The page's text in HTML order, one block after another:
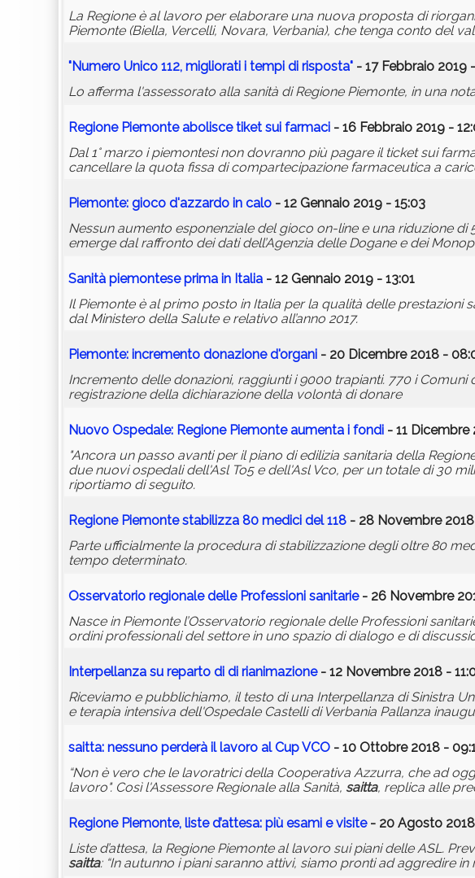
La Regione è al lavoro per elaborare una nuova proposta di
Piemonte (Biella, Vercelli, Novara, Verbania), che tenga conto del
"Numero Unico 112, migliorati i tempi di risposta" - 17 Febbraio 2019
Lo afferma l'assessorato alla sanità di Regione Piemonte, in una
Regione Piemonte abolisce tiket sui farmaci - 16 Febbraio 2019 -
Dal 1° marzo i piemontesi non dovranno più pagare il ticket sui
cancellare la quota fissa di compartecipazione farmaceutica a
Piemonte: gioco d'azzardo in calo - 12 Gennaio 2019 - 15:03
Nessun aumento esponenziale del gioco on-line e una riduzione di
emerge dal raffronto dei dati dell’Agenzia delle Dogane e dei
Sanità piemontese prima in Italia - 12 Gennaio 2019 - 13:01
Il Piemonte è al primo posto in Italia per la qualità delle
dal Ministero della Salute e relativo all’anno 2017.
Piemonte: incremento donazione d'organi - 20 Dicembre 2018 -
Incremento delle donazioni, raggiunti i 9000 trapianti. 770 i Comuni
registrazione della dichiarazione della volontà di donare
Nuovo Ospedale: Regione Piemonte aumenta i fondi - 11 Dicembre
"Ancora un passo avanti per il piano di edilizia sanitaria della
due nuovi ospedali dell'Asl To5 e dell'Asl Vco, per un totale di 30
riportiamo di seguito.
Regione Piemonte stabilizza 80 medici del 118 - 28 Novembre
Parte ufficialmente la procedura di stabilizzazione degli oltre 80
tempo determinato.
Osservatorio regionale delle Professioni sanitarie- 26 Novembre
Nasce in Piemonte l’Osservatorio regionale delle Professioni
ordini professionali del settore in uno spazio di dialogo e di
Interpellanza su reparto di di rianimazione- 12 Novembre 2018 -
Riceviamo e pubblichiamo, il testo di una Interpellanza di Sinistra
e terapia intensiva dell'Ospedale Castelli di Verbania Pallanza
saitta: nessuno perderà il lavoro al Cup VCO - 10 Ottobre 2018 -
“Non è vero che le lavoratrici della Cooperativa Azzurra, che ad
lavoro". Così l'Assessore Regionale alla Sanità, saitta, replica alle
Regione Piemonte, liste d’attesa: più esami e visite- 20 Agosto
Liste d’attesa, la Regione Piemonte al lavoro sui piani delle ASL.
saitta: “In autunno i piani saranno attivi, siamo pronti ad aggredire